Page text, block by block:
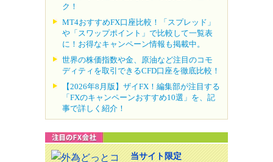
ク！
MT4おすすめFX口座比較！「スプレッド」
や「スワップポイント」で比較して一覧表
に！お得なキャンペーン情報も掲載中。
世界の株価指数や金、原油など注目のコモ
ディティを取引できるCFD口座を徹底比較！
【2026年8月版】ザイFX！編集部が注目する
「FXのキャンペーンおすすめ10選」を、記
事で詳しく紹介！
当サイト限定